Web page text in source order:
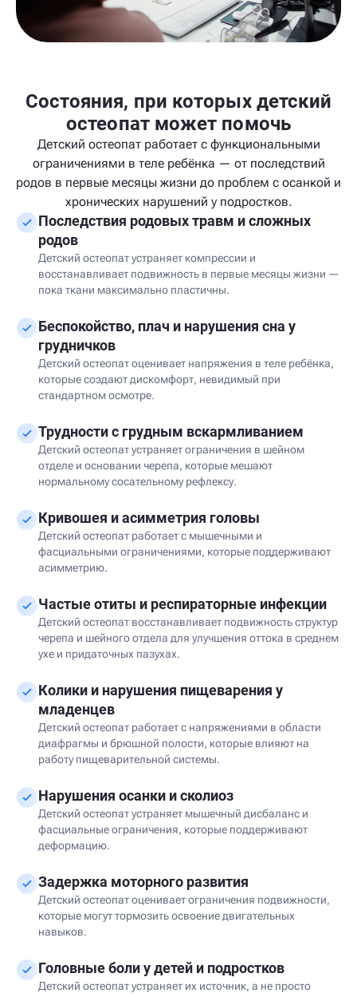
Состояния, при которых детский
остеопат может помочь
Детский остеопат работает с функциональными
ограничениями в теле ребёнка — от последствий
родов в первые месяцы жизни до проблем с осанкой и
хронических нарушений у подростков.
Последствия родовых травм и сложных
родов
Детский остеопат устраняет компрессии и
восстанавливает подвижность в первые месяцы жизни —
пока ткани максимально пластичны.
Беспокойство, плач и нарушения сна у
грудничков
Детский остеопат оценивает напряжения в теле ребёнка,
которые создают дискомфорт, невидимый при
стандартном осмотре.
Трудности с грудным вскармливанием
Детский остеопат устраняет ограничения в шейном
отделе и основании черепа, которые мешают
нормальному сосательному рефлексу.
Кривошея и асимметрия головы
Детский остеопат работает с мышечными и
фасциальными ограничениями, которые поддерживают
асимметрию.
Частые отиты и респираторные инфекции
Детский остеопат восстанавливает подвижность структур
черепа и шейного отдела для улучшения оттока в среднем
ухе и придаточных пазухах.
Колики и нарушения пищеварения у
младенцев
Детский остеопат работает с напряжениями в области
диафрагмы и брюшной полости, которые влияют на
работу пищеварительной системы.
Нарушения осанки и сколиоз
Детский остеопат устраняет мышечный дисбаланс и
фасциальные ограничения, которые поддерживают
деформацию.
Задержка моторного развития
Детский остеопат оценивает ограничения подвижности,
которые могут тормозить освоение двигательных
навыков.
Головные боли у детей и подростков
Детский остеопат устраняет их источник, а не просто